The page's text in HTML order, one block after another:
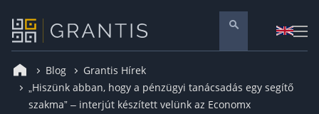
Pénzügyi tanácsadás
Blog
Grantis Hírek
„Hiszünk abban, hogy a pénzügyi tanácsadás egy segítő
szakma” – interjút készített velünk az Economx